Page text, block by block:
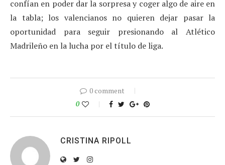
confían en poder dar la sorpresa y coger algo de aire en
la tabla; los valencianos no quieren dejar pasar la
oportunidad para seguir presionando al Atlético
Madrileño en la lucha por el título de liga.
0 comment
0
CRISTINA RIPOLL